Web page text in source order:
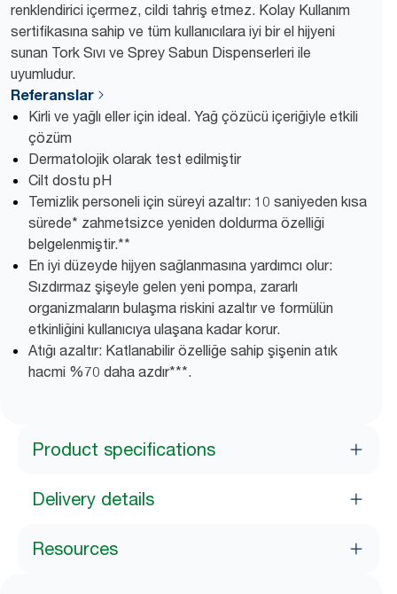
renklendirici içermez, cildi tahriş etmez. Kolay Kullanım
sertifikasına sahip ve tüm kullanıcılara iyi bir el hijyeni
sunan Tork Sıvı ve Sprey Sabun Dispenserleri ile
uyumludur.
Referanslar
Kirli ve yağlı eller için ideal. Yağ çözücü içeriğiyle etkili
çözüm
Dermatolojik olarak test edilmiştir
Cilt dostu pH
Temizlik personeli için süreyi azaltır: 10 saniyeden kısa
sürede* zahmetsizce yeniden doldurma özelliği
belgelenmiştir.**
En iyi düzeyde hijyen sağlanmasına yardımcı olur:
Sızdırmaz şişeyle gelen yeni pompa, zararlı
organizmaların bulaşma riskini azaltır ve formülün
etkinliğini kullanıcıya ulaşana kadar korur.
Atığı azaltır: Katlanabilir özelliğe sahip şişenin atık
hacmi %70 daha azdır***.
Product specifications
Delivery details
Resources